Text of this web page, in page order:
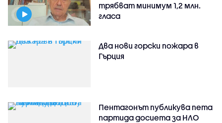
трябват минимум 1,2 млн.
гласа
Два нови горски пожара в
Гърция
Пентагонът публикува пета
партида досиета за НЛО